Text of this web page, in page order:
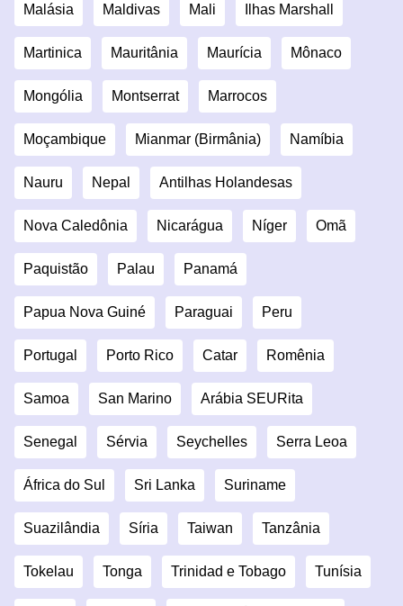
Malásia Maldivas Mali Ilhas Marshall
Martinica Mauritânia Maurícia Mônaco
Mongólia Montserrat Marrocos
Moçambique Mianmar (Birmânia) Namíbia
Nauru Nepal Antilhas Holandesas
Nova Caledônia Nicarágua Níger Omã
Paquistão Palau Panamá
Papua Nova Guiné Paraguai Peru
Portugal Porto Rico Catar Romênia
Samoa San Marino Arábia SEURita
Senegal Sérvia Seychelles Serra Leoa
África do Sul Sri Lanka Suriname
Suazilândia Síria Taiwan Tanzânia
Tokelau Tonga Trinidad e Tobago Tunísia